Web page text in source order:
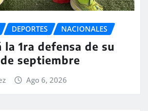
DEPORTES NACIONALES
la 1ra defensa de su
septiembre
Ago 6, 2026